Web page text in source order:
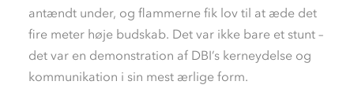
antændt under, og flammerne fik lov til at æde det
fire meter høje budskab. Det var ikke bare et stunt –
det var en demonstration af DBI’s kerneydelse og
kommunikation i sin mest ærlige form.